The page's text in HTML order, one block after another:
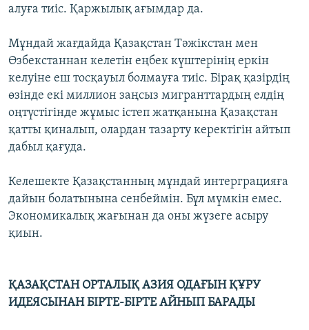
алуға тиіс. Қаржылық ағымдар да.
Мұндай жағдайда Қазақстан Тәжікстан мен
Өзбекстаннан келетін еңбек күштерінің еркін
келуіне еш тосқауыл болмауға тиіс. Бірақ қазірдің
өзінде екі миллион заңсыз мигранттардың елдің
оңтүстігінде жұмыс істеп жатқанына Қазақстан
қатты қиналып, олардан тазарту керектігін айтып
дабыл қағуда.
Келешекте Қазақстанның мұндай интерграцияға
дайын болатынына сенбеймін. Бұл мүмкін емес.
Экономикалық жағынан да оны жүзеге асыру
қиын.
ҚАЗАҚСТАН ОРТАЛЫҚ АЗИЯ ОДАҒЫН ҚҰРУ
ИДЕЯСЫНАН БІРТЕ-БІРТЕ АЙНЫП БАРАДЫ